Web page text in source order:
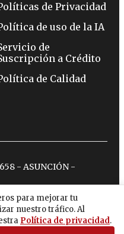
para mejorar tu
nuestro tráfico. Al
Política de privacidad.
de Privacidad
de uso de la IA
de
a Crédito
de Calidad
- ASUNCIÓN -
youtubespotify